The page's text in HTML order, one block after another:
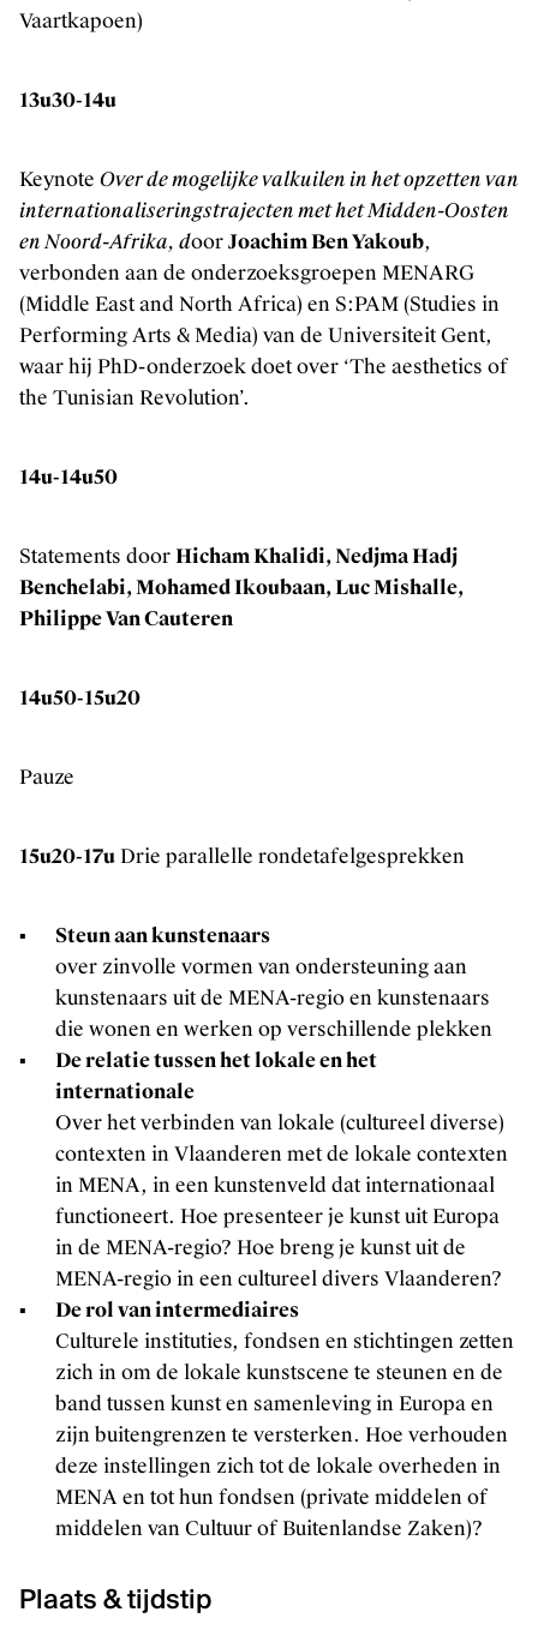
Vaartkapoen)
13u30-14u
Keynote Over de mogelijke valkuilen in het opzetten van
internationaliseringstrajecten met het Midden-Oosten
en Noord-Afrika, doorJoachim Ben Yakoub,
verbonden aan de onderzoeksgroepen MENARG
(Middle East and North Africa) en S:PAM (Studies in
Performing Arts & Media) van de Universiteit Gent,
waar hij PhD-onderzoek doet over ‘The aesthetics of
the Tunisian Revolution’.
14u-14u50
Statements doorHicham Khalidi, Nedjma Hadj
Benchelabi, Mohamed Ikoubaan, Luc Mishalle,
Philippe Van Cauteren
14u50-15u20
Pauze
15u20-17uDrie parallelle rondetafelgesprekken
Steun aan kunstenaars
over zinvolle vormen van ondersteuning aan
kunstenaars uit de MENA-regio en kunstenaars
die wonen en werken op verschillende plekken
De relatie tussen het lokale en het
internationale
Over het verbinden van lokale (cultureel diverse)
contexten in Vlaanderen met de lokale contexten
in MENA, in een kunstenveld dat internationaal
functioneert. Hoe presenteer je kunst uit Europa
in de MENA-regio? Hoe breng je kunst uit de
MENA-regio in een cultureel divers Vlaanderen?
De rol van intermediaires
Culturele instituties, fondsen en stichtingen zetten
zich in om de lokale kunstscene te steunen en de
band tussen kunst en samenleving in Europa en
zijn buitengrenzen te versterken. Hoe verhouden
deze instellingen zich tot de lokale overheden in
MENA en tot hun fondsen (private middelen of
middelen van Cultuur of Buitenlandse Zaken)?
Plaats & tijdstip